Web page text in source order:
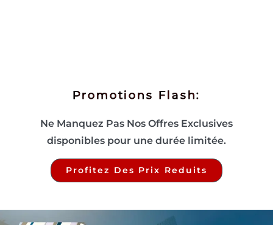
Promotions Flash:
Ne Manquez Pas Nos Offres Exclusives
disponibles pour une durée limitée.
Profitez Des Prix Reduits